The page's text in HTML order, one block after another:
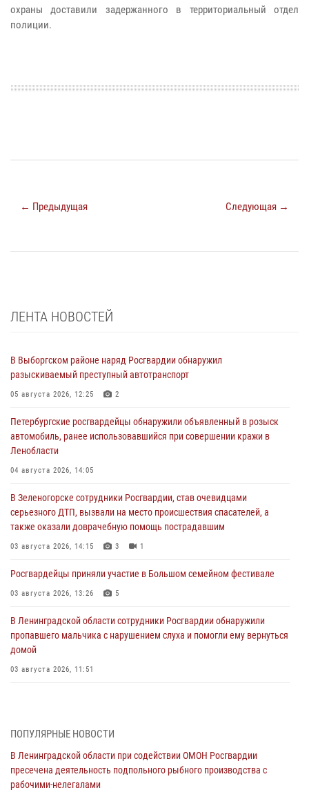
охраны доставили задержанного в территориальный отдел
полиции.
← Предыдущая Следующая →
ЛЕНТА НОВОСТЕЙ
В Выборгском районе наряд Росгвардии обнаружил
разыскиваемый преступный автотранспорт
05 августа 2026, 12:25 2
Петербургские росгвардейцы обнаружили объявленный в розыск
автомобиль, ранее использовавшийся при совершении кражи в
Ленобласти
04 августа 2026, 14:05
В Зеленогорске сотрудники Росгвардии, став очевидцами
серьезного ДТП, вызвали на место происшествия спасателей, а
также оказали доврачебную помощь пострадавшим
03 августа 2026, 14:15 3 1
Росгвардейцы приняли участие в Большом семейном фестивале
03 августа 2026, 13:26 5
В Ленинградской области сотрудники Росгвардии обнаружили
пропавшего мальчика с нарушением слуха и помогли ему вернуться
домой
03 августа 2026, 11:51
03 августа 2026, 10:15 1
Сотрудники ГУ Росгвардии приняли участие в чемпионатах Северо-
Западного округа войск национальной гвардии РФ по спортивному и
боевому самбо
ПОПУЛЯРНЫЕ НОВОСТИ
В Ленинградской области при содействии ОМОН Росгвардии
пресечена деятельность подпольного рыбного производства с
рабочими-нелегалами